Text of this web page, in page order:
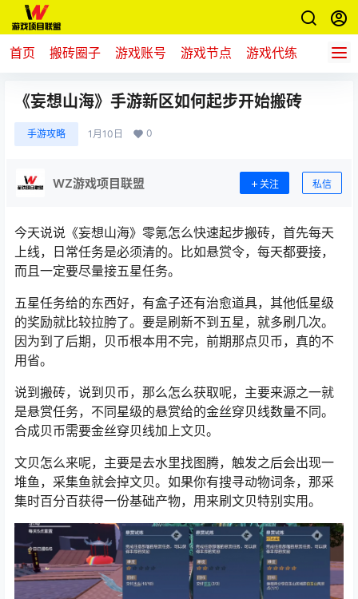
首页 搬砖圈子 游戏账号 游戏节点 游戏代练 新游推
《妄想山海》手游新区如何起步开始搬砖
手游攻略 1月10日 0
WZ游戏项目联盟 关注 私信
今天说说《妄想山海》零氪怎么快速起步搬砖，首先每天
上线，日常任务是必须清的。比如悬赏令，每天都要接，
而且一定要尽量接五星任务。
五星任务给的东西好，有盒子还有治愈道具，其他低星级
的奖励就比较拉胯了。要是刷新不到五星，就多刷几次。
因为到了后期，贝币根本用不完，前期那点贝币，真的不
用省。
说到搬砖，说到贝币，那么怎么获取呢，主要来源之一就
是悬赏任务，不同星级的悬赏给的金丝穿贝线数量不同。
合成贝币需要金丝穿贝线加上文贝。
文贝怎么来呢，主要是去水里找图腾，触发之后会出现一
堆鱼，采集鱼就会掉文贝。如果你有搜寻动物词条，那采
集时百分百获得一份基础产物，用来刷文贝特别实用。